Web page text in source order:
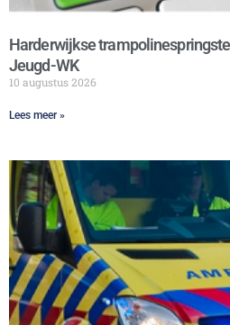
Harderwijkse
Jeugd-WK
10 augustus 2026
Lees meer »